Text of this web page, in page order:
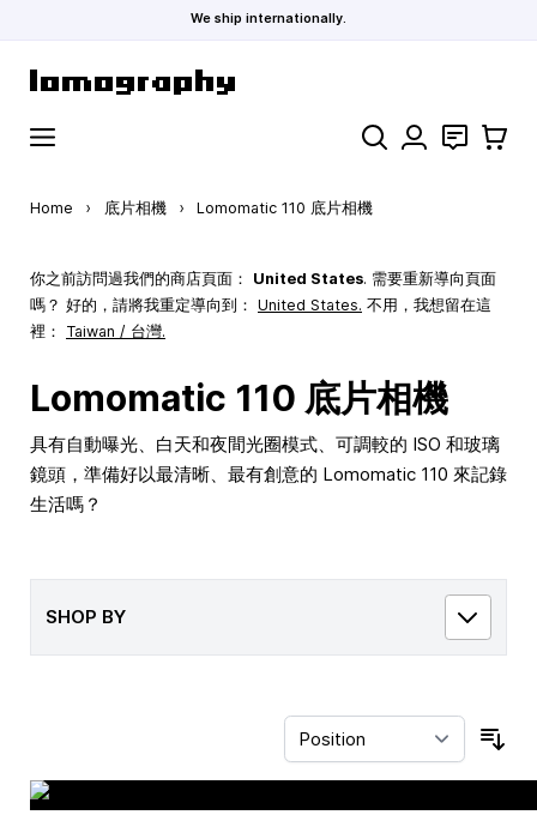
We ship internationally.
Search 聯絡 購物車
Home › 底片相機 › Lomomatic 110 底片相機
你之前訪問過我們的商店頁面： United States. 需要重新導向頁面
嗎？ 好的，請將我重定導向到： United States. 不用，我想留在這
裡： Taiwan / 台灣.
Lomomatic 110 底片相機
具有自動曝光、白天和夜間光圈模式、可調較的 ISO 和玻璃
鏡頭，準備好以最清晰、最有創意的 Lomomatic 110 來記錄
生活嗎？
SHOP BY